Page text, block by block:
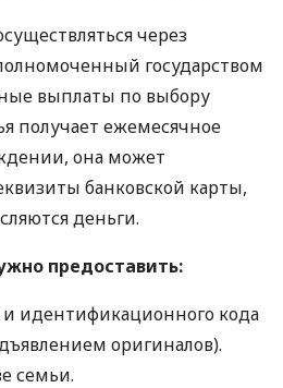
через
государством
выплаты по выбору
получает ежемесячное
она может
банковской карты,
деньги.
предоставить:
идентификационного кода
оригиналов).
семьи.